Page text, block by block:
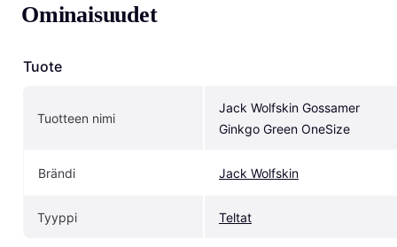
Ominaisuudet
Tuote
Tuotteen nimi
Jack Wolfskin Gossamer
Ginkgo Green OneSize
Brändi Jack Wolfskin
Tyyppi Teltat